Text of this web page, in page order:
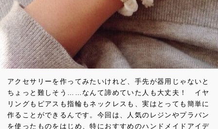
アクセサリーを作ってみたいけれど、手先が器用じゃないと
ちょっと難しそう……なんて諦めていた人も大丈夫！ イヤ
リングもピアスも指輪もネックレスも、実はとっても簡単に
作ることができるんです。今回は、人気のレジンやプラバン
を使ったものをはじめ、特におすすめのハンドメイドアイデ